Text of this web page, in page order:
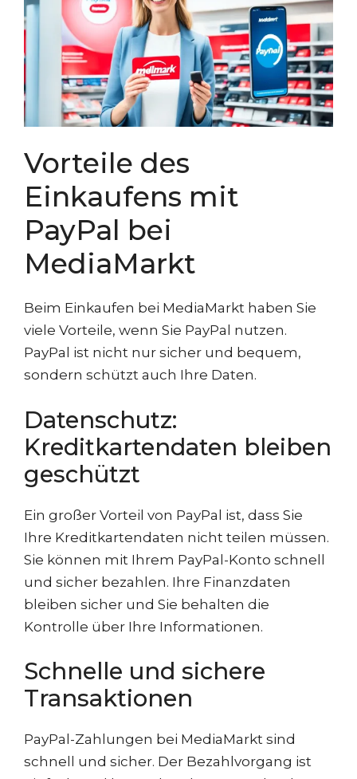
Vorteile des
Einkaufens mit
PayPal bei
MediaMarkt
Beim Einkaufen bei MediaMarkt haben Sie
viele Vorteile, wenn Sie PayPal nutzen.
PayPal ist nicht nur sicher und bequem,
sondern schützt auch Ihre Daten.
Datenschutz:
Kreditkartendaten bleiben
geschützt
Ein großer Vorteil von PayPal ist, dass Sie
Ihre Kreditkartendaten nicht teilen müssen.
Sie können mit Ihrem PayPal-Konto schnell
und sicher bezahlen. Ihre Finanzdaten
bleiben sicher und Sie behalten die
Kontrolle über Ihre Informationen.
Schnelle und sichere
Transaktionen
PayPal-Zahlungen bei MediaMarkt sind
schnell und sicher. Der Bezahlvorgang ist